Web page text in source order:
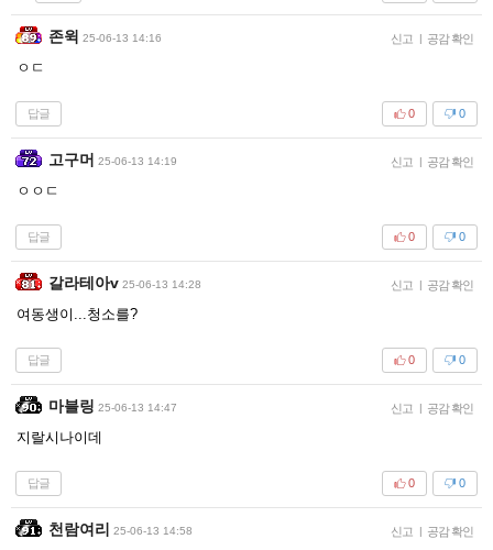
존윅 25-06-13 14:16 신고 | 공감 확인
ㅇㄷ
답글 0
0
고구머 25-06-13 14:19 신고 | 공감 확인
ㅇㅇㄷ
답글 0
0
갈라테아v 25-06-13 14:28 신고 | 공감 확인
여동생이...청소를?
답글 0
0
마블링 25-06-13 14:47 신고 | 공감 확인
지랄시나이데
답글 0
0
천람여리 25-06-13 14:58 신고 | 공감 확인